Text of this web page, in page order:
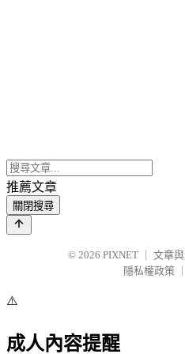
推薦文章
關閉搜尋
© 2026 PIXNET
文章
隱私權政策
⚠️
成人內容提醒